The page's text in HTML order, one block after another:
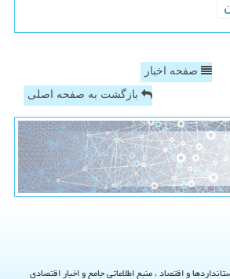
صفحه اخبار
بازگشت به صفحه اصلی
و اقتصاد ، منبع اطلاعاتی جامع و اخبار اقتصادی